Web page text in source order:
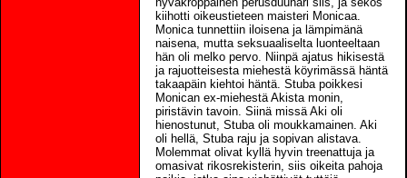
kiihotti oikeustieteen maisteri Monicaa.
Monica tunnettiin iloisena ja lämpimänä
naisena, mutta seksuaaliselta luonteeltaan
hän oli melko pervo. Niinpä ajatus hikisestä
ja rajuotteisesta miehestä köyrimässä häntä
takaapäin kiehtoi häntä. Stuba poikkesi
Monican ex-miehestä Akista monin,
piristävin tavoin. Siinä missä Aki oli
hienostunut, Stuba oli moukkamainen. Aki
oli hellä, Stuba raju ja sopivan alistava.
Molemmat olivat kyllä hyvin treenattuja ja
omasivat rikosrekisterin, siis oikeita pahoja